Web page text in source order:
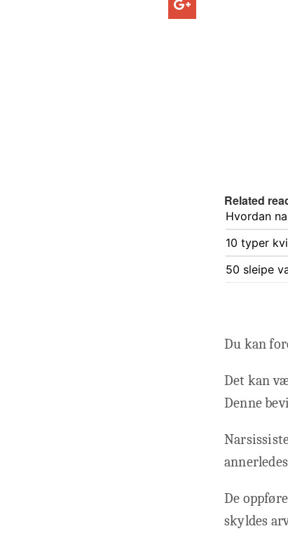
Related
Hvordan
10 typer
50 sleipe
Du kan
Det kan
Denne
De
skyldes